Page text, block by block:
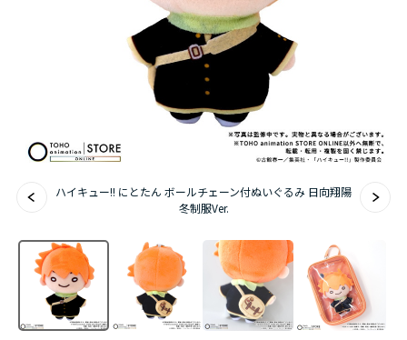
ハイキュー!!ジャージ＆ユニフォーム
『無職転生Ⅲ ～異世界行ったら本気だす～』
『ふつつかな悪女ではございますが ～雛宮蝶鼠と
ハイキュー!! にとたん ボールチェーン付ぬいぐるみ 日向翔陽
冬制服Ver.